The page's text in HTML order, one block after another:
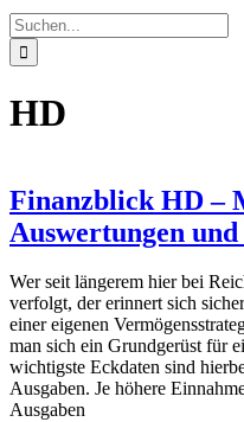
Suche
nach:
HD
Finanzblick HD –
Auswertungen und
Wer seit längerem hier bei
verfolgt, der erinnert sich
einer eigenen
man sich ein Grundgerüst für
wichtigste Eckdaten sind
Ausgaben. Je höhere
Ausgaben